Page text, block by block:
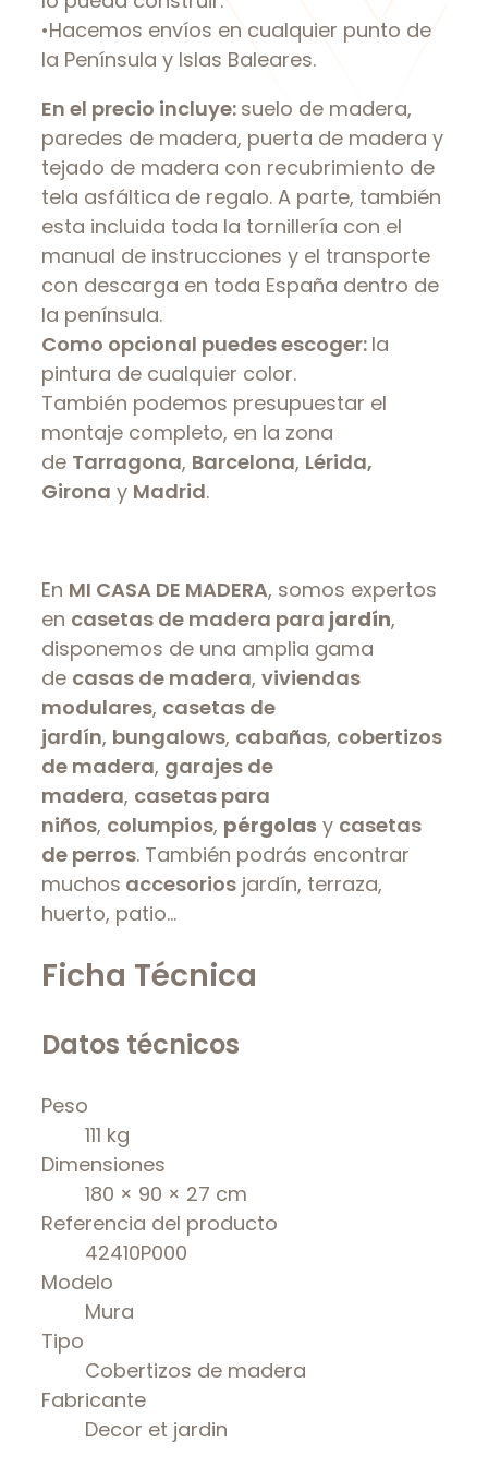
•Hacemos envíos en cualquier punto de
la Península y Islas Baleares.
En el precio incluye: suelo de madera,
paredes de madera, puerta de madera y
tejado de madera con recubrimiento de
tela asfáltica de regalo. A parte, también
esta incluida toda la tornillería con el
manual de instrucciones y el transporte
con descarga en toda España dentro de
la península.
Como opcional puedes escoger: la
pintura de cualquier color.
También podemos presupuestar el
montaje completo, en la zona
de Tarragona, Barcelona, Lérida,
Girona y Madrid.
En MI CASA DE MADERA, somos expertos
en casetas de madera para jardín,
disponemos de una amplia gama
de casas de madera, viviendas
modulares, casetas de
jardín, bungalows, cabañas, cobertizos
de madera, garajes de
madera, casetas para
niños, columpios, pérgolas y casetas
de perros. También podrás encontrar
muchos accesorios jardín, terraza,
huerto, patio…
Ficha Técnica
Datos técnicos
Peso
111 kg
Dimensiones
180 × 90 × 27 cm
Referencia del producto
42410P000
Modelo
Mura
Tipo
Cobertizos de madera
Fabricante
Decor et jardin